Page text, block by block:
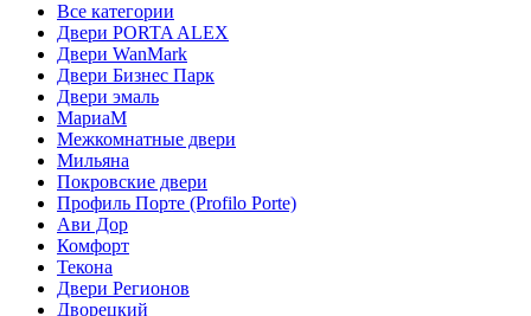
Все категории
Двери PORTA ALEX
Двери WanMark
Двери Бизнес Парк
Двери эмаль
МариаМ
Межкомнатные двери
Мильяна
Покровские двери
Профиль Порте (Profilo Porte)
Ави Дор
Комфорт
Текона
Двери Регионов
Дворецкий